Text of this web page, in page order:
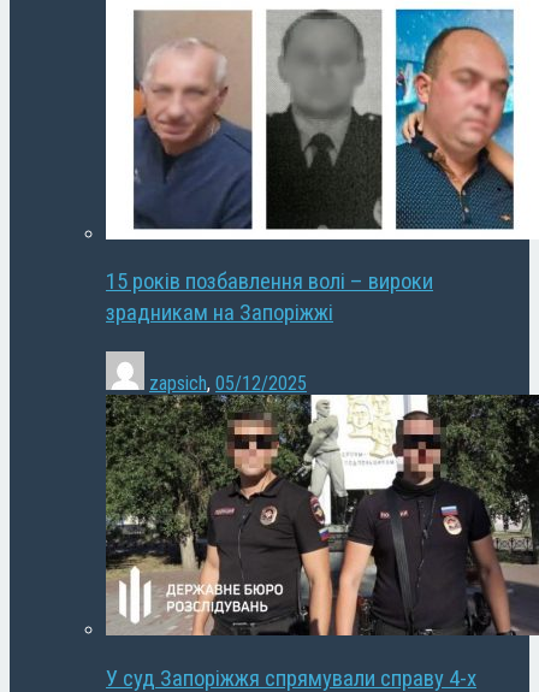
15 років позбавлення волі – вироки
зрадникам на Запоріжжі
zapsich, 05/12/2025
У суд Запоріжжя спрямували справу 4-х